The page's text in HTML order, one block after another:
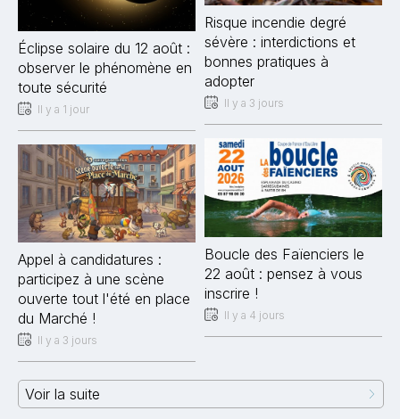
Éclipse solaire du 12 août :
observer le phénomène en
toute sécurité
Il y a 1 jour
Appel à candidatures :
participez à une scène
ouverte tout l'été en place
du Marché !
Il y a 3 jours
Risque incendie degré
sévère : interdictions et
bonnes pratiques à
adopter
Il y a 3 jours
Boucle des Faïenciers le
22 août : pensez à vous
inscrire !
Il y a 4 jours
Voir la suite